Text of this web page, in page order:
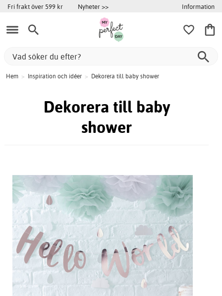
Fri frakt över 599 kr Nyheter >> Information
Hem > Inspiration och idéer > Dekorera till baby shower
Dekorera till baby
shower